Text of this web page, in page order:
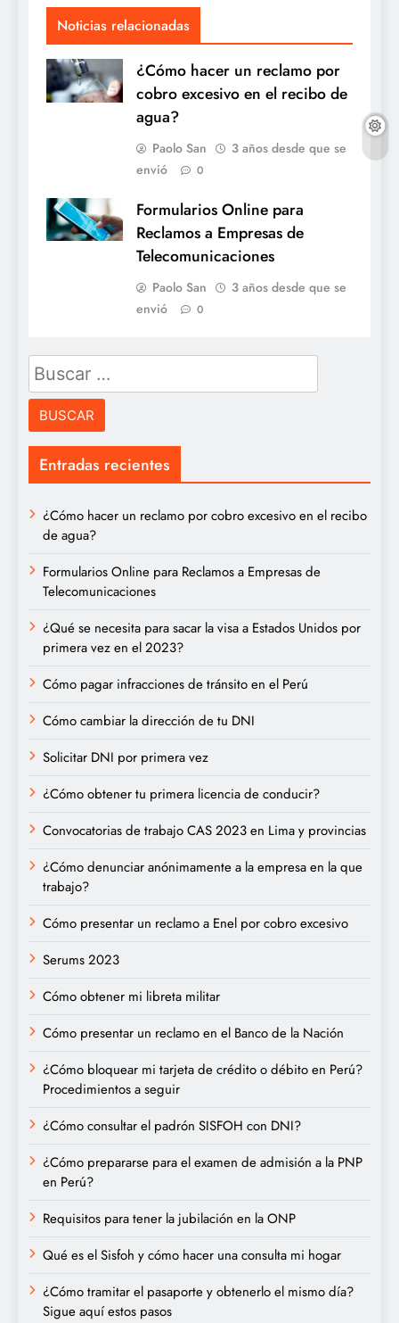
Noticias relacionadas
¿Cómo hacer un reclamo por
cobro excesivo en el recibo de
agua?
Paolo San
3 años desde que se
envió
0
Formularios Online para
Reclamos a Empresas de
Telecomunicaciones
Paolo San
3 años desde que se
envió
0
Buscar:
Entradas recientes
¿Cómo hacer un reclamo por cobro excesivo en el recibo
de agua?
Formularios Online para Reclamos a Empresas de
Telecomunicaciones
¿Qué se necesita para sacar la visa a Estados Unidos por
primera vez en el 2023?
Cómo pagar infracciones de tránsito en el Perú
Cómo cambiar la dirección de tu DNI
Solicitar DNI por primera vez
¿Cómo obtener tu primera licencia de conducir?
Convocatorias de trabajo CAS 2023 en Lima y provincias
¿Cómo denunciar anónimamente a la empresa en la que
trabajo?
Cómo presentar un reclamo a Enel por cobro excesivo
Serums 2023
Cómo obtener mi libreta militar
Cómo presentar un reclamo en el Banco de la Nación
¿Cómo bloquear mi tarjeta de crédito o débito en Perú?
Procedimientos a seguir
¿Cómo consultar el padrón SISFOH con DNI?
¿Cómo prepararse para el examen de admisión a la PNP
en Perú?
Requisitos para tener la jubilación en la ONP
Qué es el Sisfoh y cómo hacer una consulta mi hogar
¿Cómo tramitar el pasaporte y obtenerlo el mismo día?
Sigue aquí estos pasos